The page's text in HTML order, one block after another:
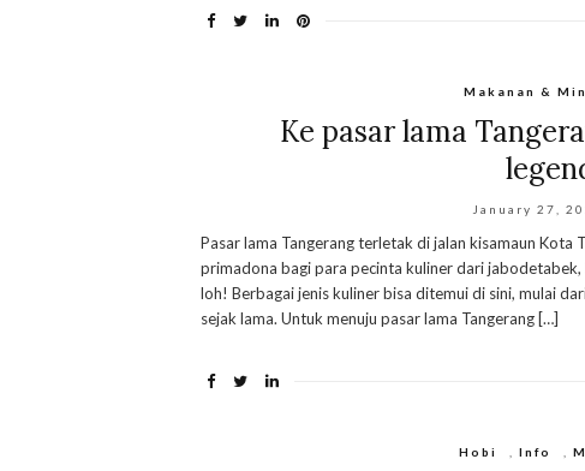
Makanan &
Ke pasar lama
January 27,
Pasar lama Tangerang terletak di jalan kisamaun Kota
primadona bagi para pecinta kuliner dari
loh! Berbagai jenis kuliner bisa ditemui di sini, mulai
sejak lama. Untuk menuju pasar lama Tangerang […]
Hobi ,Info ,